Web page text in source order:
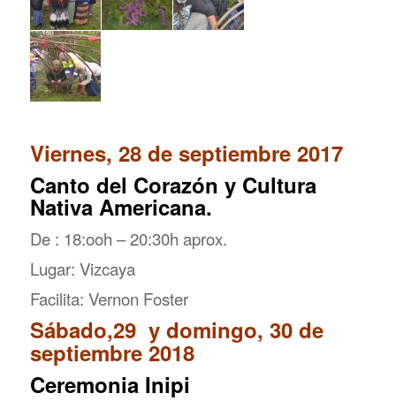
Viernes, 28 de septiembre 2017
Canto del Corazón y Cultura
Nativa Americana.
De : 18:ooh – 20:30h aprox.
Lugar: Vizcaya
Facilita: Vernon Foster
Sábado,29 y domingo, 30 de
septiembre 2018
Ceremonia Inipi